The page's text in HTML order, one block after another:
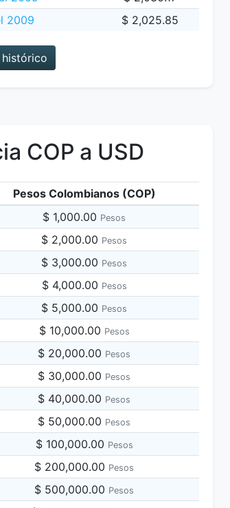
2009
$ 2,025.85
COP a USD
Pesos Colombianos (COP)
$ 1,000.00 Pesos
$ 2,000.00 Pesos
$ 3,000.00 Pesos
$ 4,000.00 Pesos
$ 5,000.00 Pesos
$ 10,000.00 Pesos
$ 20,000.00 Pesos
$ 30,000.00 Pesos
$ 40,000.00 Pesos
$ 50,000.00 Pesos
$ 100,000.00 Pesos
$ 200,000.00 Pesos
$ 500,000.00 Pesos